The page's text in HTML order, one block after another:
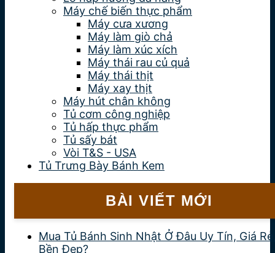
Máy chế biến thực phẩm
Máy cưa xương
Máy làm giò chả
Máy làm xúc xích
Máy thái rau củ quả
Máy thái thịt
Máy xay thịt
Máy hút chân không
Tủ cơm công nghiệp
Tủ hấp thực phẩm
Tủ sấy bát
Vòi T&S - USA
Tủ Trưng Bày Bánh Kem
BÀI VIẾT MỚI
Mua Tủ Bánh Sinh Nhật Ở Đâu Uy Tín, Giá
Bền Đẹp?